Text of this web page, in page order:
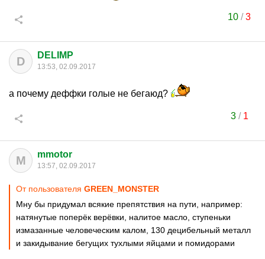
10 /3
D DELIMP
13:53, 02.09.2017
а почему деффки голые не бегаюд?
3/ 1
M mmotor
13:57, 02.09.2017
От пользователя GREEN_MONSTER
Мну бы придумал всякие препятствия на пути, например:
натянутые поперёк верёвки, налитое масло, ступеньки
измазанные человеческим калом, 130 децибельный металл
и закидывание бегущих тухлыми яйцами и помидорами